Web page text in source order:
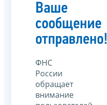
Ваше
сообщение
отправлено!
ФНС
России
обращает
внимание